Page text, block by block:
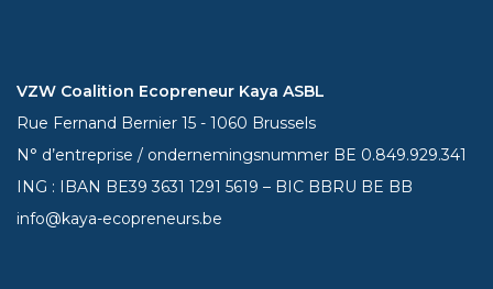
VZW Coalition Ecopreneur Kaya ASBL
Rue Fernand Bernier 15 - 1060 Brussels
N° d’entreprise / ondernemingsnummer BE 0.849.929.341
ING : IBAN BE393631 1291 5619 – BIC BBRU BE BB
info@kaya-ecopreneurs.be